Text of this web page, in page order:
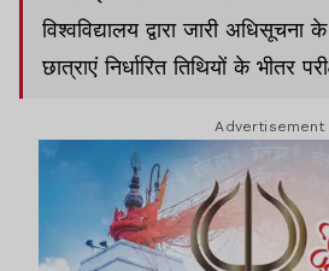
विश्वविद्यालय द्वारा जारी
छात्राएं निर्धारित तिथियों के भीतर
Advertisement